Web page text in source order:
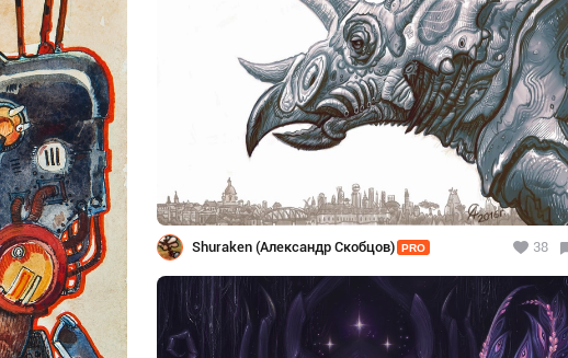
Shuraken (Александр Скобцов) PRO 38